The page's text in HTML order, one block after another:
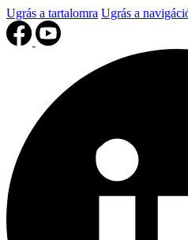
Ugrás a tartalomra Ugrás a